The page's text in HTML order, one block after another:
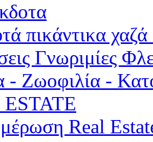
πικάντικα χαζά
Γνωριμίες
Ζωοφιλία -
Real